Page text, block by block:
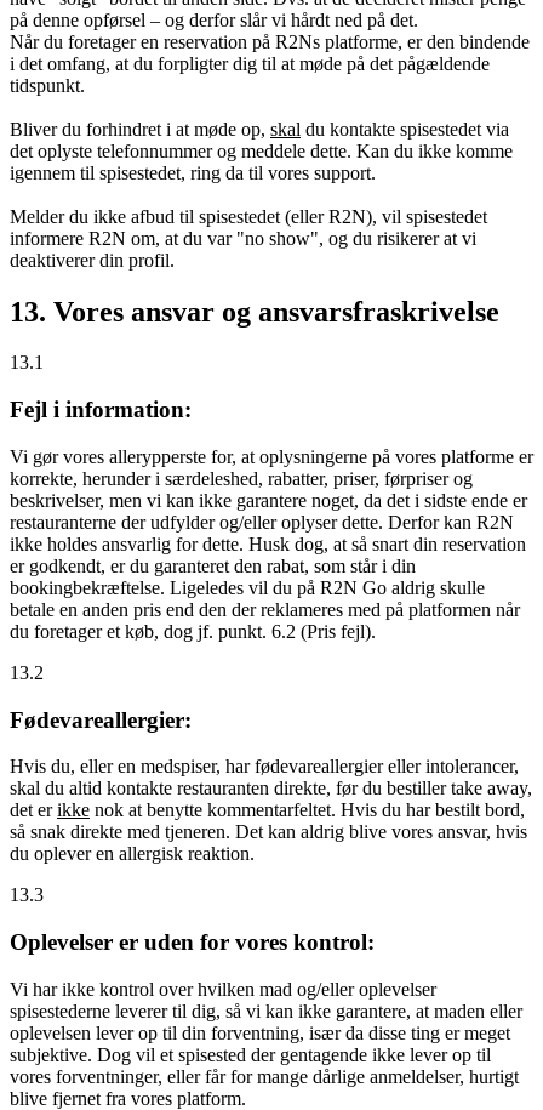
på denne opførsel – og derfor slår vi hårdt ned på det.
Når du foretager en reservation på R2Ns platforme, er den bindende
i det omfang, at du forpligter dig til at møde på det pågældende
tidspunkt.
Bliver du forhindret i at møde op, skal du kontakte spisestedet via
det oplyste telefonnummer og meddele dette. Kan du ikke komme
igennem til spisestedet, ring da til vores support.
Melder du ikke afbud til spisestedet (eller R2N), vil spisestedet
informere R2N om, at du var "no show", og du risikerer at vi
deaktiverer din profil.
13. Vores ansvar og ansvarsfraskrivelse
13.1
Fejl i information:
Vi gør vores allerypperste for, at oplysningerne på vores platforme er
korrekte, herunder i særdeleshed, rabatter, priser, førpriser og
beskrivelser, men vi kan ikke garantere noget, da det i sidste ende er
restauranterne der udfylder og/eller oplyser dette. Derfor kan R2N
ikke holdes ansvarlig for dette. Husk dog, at så snart din reservation
er godkendt, er du garanteret den rabat, som står i din
bookingbekræftelse. Ligeledes vil du på R2N Go aldrig skulle
betale en anden pris end den der reklameres med på platformen når
du foretager et køb, dog jf. punkt. 6.2 (Pris fejl).
13.2
Fødevareallergier:
Hvis du, eller en medspiser, har fødevareallergier eller intolerancer,
skal du altid kontakte restauranten direkte, før du bestiller take away,
det erikke nok at benytte kommentarfeltet. Hvis du har bestilt bord,
så snak direkte med tjeneren. Det kan aldrig blive vores ansvar, hvis
du oplever en allergisk reaktion.
13.3
Oplevelser er uden for vores kontrol:
Vi har ikke kontrol over hvilken mad og/eller oplevelser
spisestederne leverer til dig, så vi kan ikke garantere, at maden eller
oplevelsen lever op til din forventning, især da disse ting er meget
subjektive. Dog vil et spisested der gentagende ikke lever op til
vores forventninger, eller får for mange dårlige anmeldelser, hurtigt
blive fjernet fra vores platform.